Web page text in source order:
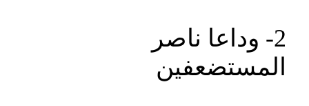
2- وداعا ناصر
المستضعفين